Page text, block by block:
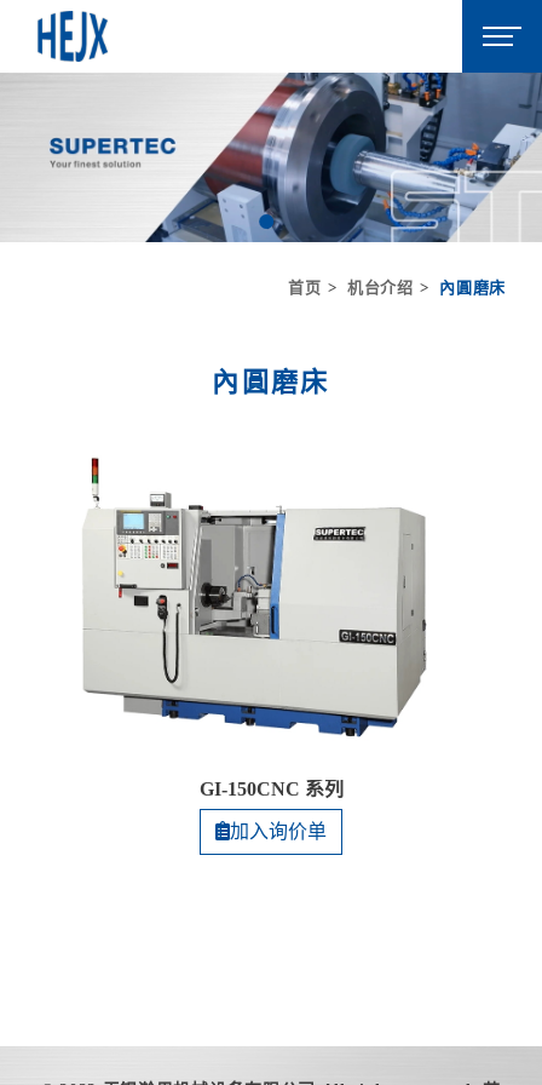
首页 机台介绍 內圓磨床
內圓磨床
GI-150CNC 系列
加入询价单